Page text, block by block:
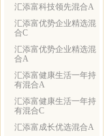
汇添富科技领先混合A
汇添富优势企业精选混
合C
汇添富优势企业精选混
合A
汇添富健康生活一年持
有混合A
汇添富健康生活一年持
有混合C
汇添富成长优选混合A